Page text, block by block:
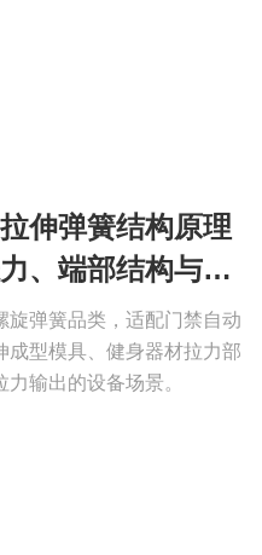
伸弹簧结构原理
、端部结构与安
旋弹簧品类，适配门禁自动
成型模具、健身器材拉力部
输出的设备场景。